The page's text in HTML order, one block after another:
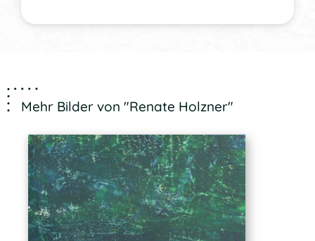
Mehr Bilder von "Renate Holzner"